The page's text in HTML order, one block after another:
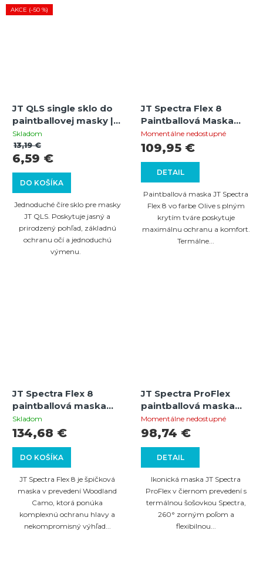
AKCE (–50 %)
JT QLS single sklo do
paintballovej masky |
Clear | Náhradné sklo |
UV ochrana
Skladom
DO KOŠÍKA
6,59 €
13,19 €
Jednoduché číre sklo pre masky
JT QLS. Poskytuje jasný a
prirodzený pohľad, základnú
ochranu očí a jednoduchú
výmenu.
JT Spectra Flex 8
Paintballová Maska
(Olive) | Thermal Full
Cover | 260° Zorné
Momentálne nedostupné
DETAIL
109,95 €
Paintballová maska JT Spectra
Flex 8 vo farbe Olive s plným
krytím tváre poskytuje
maximálnu ochranu a komfort.
Termálne...
JT Spectra Flex 8
paintballová maska
thermal full cover –
Camo (Woodland)
Skladom
DO KOŠÍKA
134,68 €
JT Spectra Flex 8 je špičková
maska v prevedení Woodland
Camo, ktorá ponúka
komplexnú ochranu hlavy a
nekompromisný výhľad...
JT Spectra ProFlex
paintballová maska
thermal – Black
Momentálne nedostupné
DETAIL
98,74 €
Ikonická maska JT Spectra
ProFlex v čiernom prevedení s
termálnou šošovkou Spectra,
260° zorným poľom a
flexibilnou...